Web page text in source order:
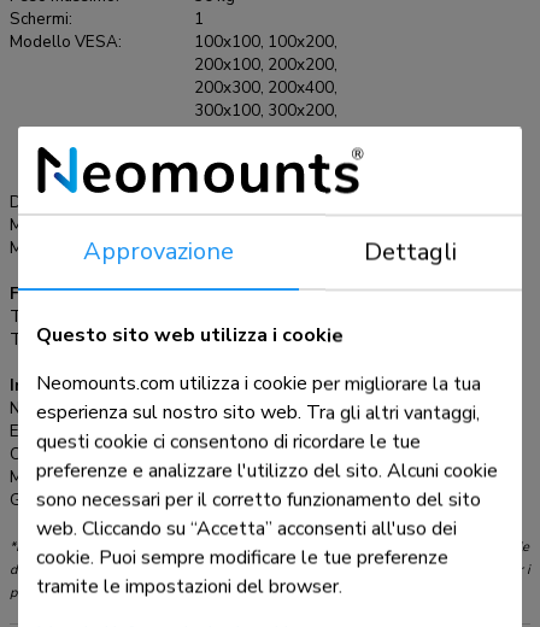
installazione consente di montare la striscia orizzontale sulla
parete ed i quattro tappi sul retro dello schermo. Collegate
poi lo schermo nella striscia e godetevi pienamente la vostra
TV LED. Questo supporto è realizzato in metallo resistente
e viene fornito completo di accessori.
Schermi:
1
Modello VESA:
100x100, 100x200,
200x100, 200x200,
200x300, 200x400,
300x100, 300x200,
400x300, 400x400
mm
Distanza dalla parete:
Massimo VESA:
Minimo VESA:
100x100 mm
Funzionalità
Tipologia:
Tipo di regolazione:
Nessuno
Informazioni
Numero articolo:
LED-W040
EAN:
8717371442941
Colore:
Nero
Materiale principale:
Acciaio
Garanzia:
5 anni
*Nota: le dimensioni in pollici segnalate sono solo indicative, combinate con il peso e le
dimensioni VESA. Il peso massimo e la dimensione VESA sono restrizioni assolute per i
prodotti e non devono essere superati.
Approvazione Dettagli
Questo sito web utilizza i cookie
Neomounts.com utilizza i cookie per migliorare la tua
esperienza sul nostro sito web. Tra gli altri vantaggi,
questi cookie ci consentono di ricordare le tue
preferenze e analizzare l'utilizzo del sito. Alcuni cookie
sono necessari per il corretto funzionamento del sito
web. Cliccando su “Accetta” acconsenti all'uso dei
cookie. Puoi sempre modificare le tue preferenze
tramite le impostazioni del browser.